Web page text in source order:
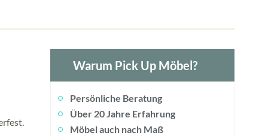
Warum Pick Up Möbel?
Persönliche Beratung
Über 20 Jahre Erfahrung
Möbel auch nach Maß